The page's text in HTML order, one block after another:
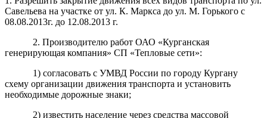
Савельева на участке от ул. К. Маркса до ул. М. Горького с
08.08.2013г. до 12.08.2013 г.
2. Производителю работ ОАО «Курганская
генерирующая компания» СП «Тепловые сети»:
1) согласовать с УМВД России по городу Кургану
схему организации движения транспорта и установить
необходимые дорожные знаки;
2) известить население через средства массовой